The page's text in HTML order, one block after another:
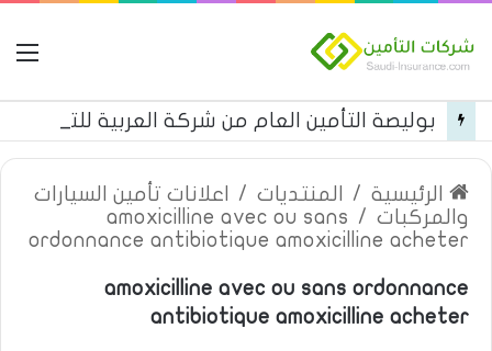
بوليصة التأمين العام من شركة العربية للتأمين
الرئيسية / المنتديات /
اعلانات تأمين السيارات
والمركبات /
amoxicilline avec ou sans
ordonnance antibiotique amoxicilline acheter
amoxicilline avec ou sans ordonnance
antibiotique amoxicilline acheter